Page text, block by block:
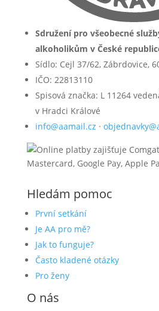
Sdružení pro všeobecné
alkoholikům v České
Sídlo: Cejl 37/62, Zábrdovice,
IČO: 22813110
Spisová značka: L 11264
v Hradci Králové
info@aamail.cz ·
Hledám pomoc
První setkání
Je AA pro mě?
Jak to funguje?
Často kladené otázky
Pro ženy
O nás